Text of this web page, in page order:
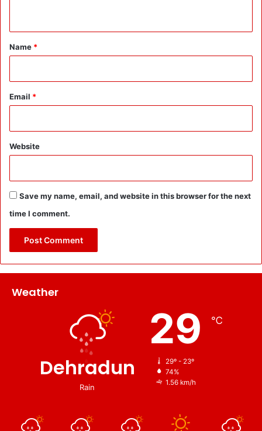
*
Name *
Email *
Website
Save my name, email, and website in this browser for the next
time I comment.
Weather
Dehradun
Rain
29 ℃
29º - 23º
74%
1.56 km/h